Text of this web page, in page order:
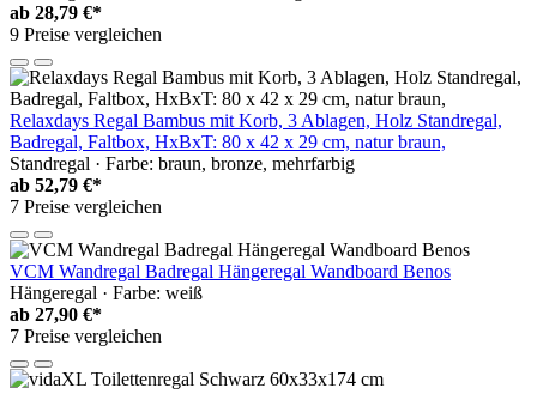
ab 28,79 €*
9 Preise vergleichen
Relaxdays Regal Bambus mit Korb, 3 Ablagen, Holz Standregal,
Badregal, Faltbox, HxBxT: 80 x 42 x 29 cm, natur braun,
Standregal · Farbe: braun, bronze, mehrfarbig
ab 52,79 €*
7 Preise vergleichen
VCM Wandregal Badregal Hängeregal Wandboard Benos
Hängeregal · Farbe: weiß
ab 27,90 €*
7 Preise vergleichen